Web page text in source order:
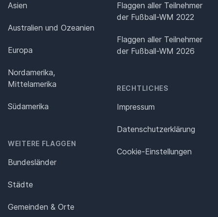
Asien
Australien und Ozeanien
Europa
Nordamerika,
Mittelamerika
Südamerika
WEITERE FLAGGEN
Bundesländer
Städte
Gemeinden & Orte
Flaggen aller Teilnehmer
der Fußball-WM 2022
Flaggen aller Teilnehmer
der Fußball-WM 2026
RECHTLICHES
Impressum
Datenschutz­erklärung
Cookie-Einstellungen